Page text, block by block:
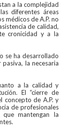
a la complejidad
diferentes áreas
médicos de A.P. no
de calidad,
cronicidad y a la
se ha desarrollado
la necesaria
a la calidad y
El “cierre de
concepto de A.P. y
de profesionales
mantengan la